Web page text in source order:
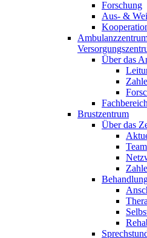
Forschung
Aus- &
Über das
Brustzentrum
Über das
Team